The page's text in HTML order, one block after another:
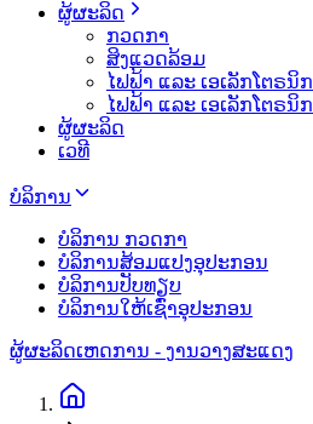
ຜູ້ຜະລິດ
ກວດກາ
ສິງແວດລ້ອມ
ໄຟຟ້າ ແລະ ເອເລັກໂຕຣນິກ
ໄຟຟ້າ ແລະ ເອເລັກໂຕຣນິກ
ຜູ້ຜະລິດ
ເວທີ
ບໍລິການ
ບໍລິການ ກວດກາ
ບໍລິການສ້ອມແປງອຸປະກອນ
ບໍລິການປັບທຽບ
ບໍລິການໃຫ້ເຊົ່າອຸປະກອນ
ຜູ້ຜະລິດເຫດການ - ງານວາງສະແດງ